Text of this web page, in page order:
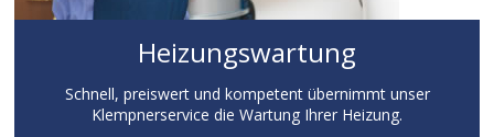
Heizungswartung
Schnell, preiswert und kompetent übernimmt unser
Klempnerservice die Wartung Ihrer Heizung.